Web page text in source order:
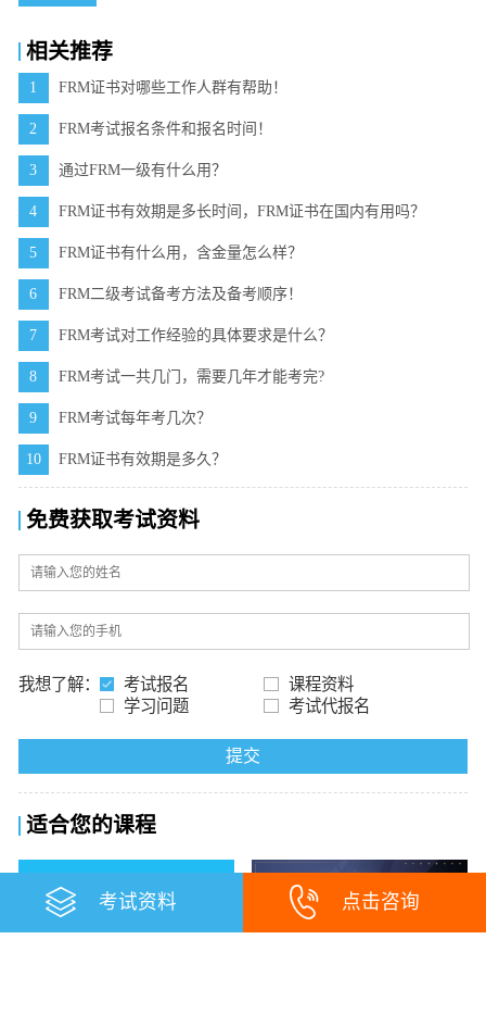
相关推荐
1 FRM证书对哪些工作人群有帮助！
2 FRM考试报名条件和报名时间！
3 通过FRM一级有什么用？
4 FRM证书有效期是多长时间，FRM证书在国内有用吗？
5 FRM证书有什么用，含金量怎么样？
6 FRM二级考试备考方法及备考顺序！
7 FRM考试对工作经验的具体要求是什么？
8 FRM考试一共几门，需要几年才能考完?
9 FRM考试每年考几次？
10 FRM证书有效期是多久？
免费获取考试资料
我想了解： 考试报名
课程资料
学习问题
考试代报名
提交
适合您的课程
考试资料 点击咨询